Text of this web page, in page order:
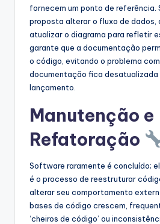
fornecem um ponto de referência.
proposta alterar o fluxo de dados,
atualizar o diagrama para refletir
garante que a documentação
o código, evitando o problema
documentação fica desatualizada
lançamento.
Manutenção e
Refatoração
Software raramente é concluído;
é o processo de reestruturar
alterar seu comportamento
bases de código crescem,
‘cheiros de código’ ou